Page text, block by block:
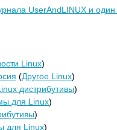
UserAndLINUX и
Linux)
(Другое Linux)
дистрибутивы)
для Linux)
)
для Linux)